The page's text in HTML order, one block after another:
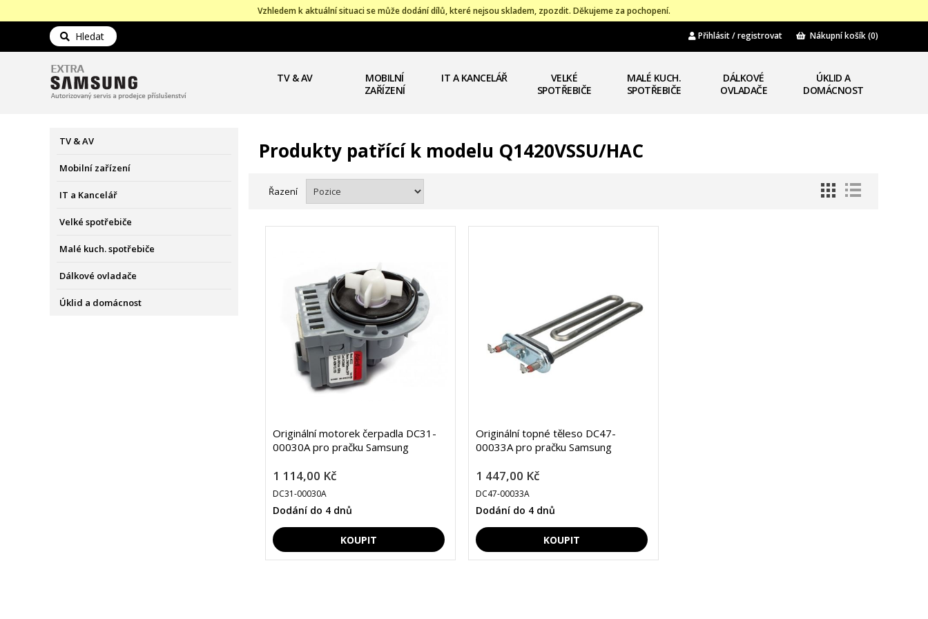
Vzhledem k aktuální situaci se může dodání dílů, které nejsou skladem, zpozdit. Děkujeme za pochopení.
Hledat Přihlásit / registrovat Nákupní košík(0)
TV & AV
MOBILNÍ
ZAŘÍZENÍ
IT A KANCELÁŘ
VELKÉ
SPOTŘEBIČE
MALÉ KUCH.
SPOTŘEBIČE
DÁLKOVÉ
OVLADAČE
ÚKLID A
DOMÁCNOST
TV & AV
Mobilní zařízení
IT a Kancelář
Velké spotřebiče
Malé kuch. spotřebiče
Dálkové ovladače
Úklid a domácnost
Produkty patřící k modelu Q1420VSSU/HAC
Řazení
Originální motorek čerpadla DC31-
00030A pro pračku Samsung
1 114,00 Kč
DC31-00030A
Dodání do 4 dnů
Originální topné těleso DC47-
00033A pro pračku Samsung
1 447,00 Kč
DC47-00033A
Dodání do 4 dnů